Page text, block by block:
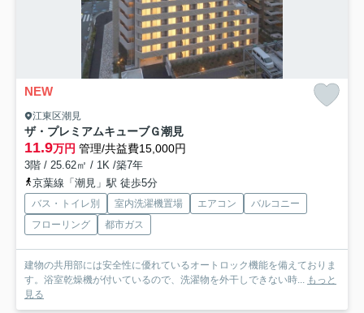
NEW
江東区潮見
ザ・プレミアムキューブＧ潮見
11.9万円 管理/共益費15,000円
3階 / 25.62㎡ / 1K /築7年
京葉線「潮見」駅 徒歩5分
バス・トイレ別 室内洗濯機置場 エアコン
バルコニー
フローリング
都市ガス
建物の共用部には安全性に優れているオートロック機能を備えておりま
す。浴室乾燥機が付いているので、洗濯物を外干しできない時... もっと
見る